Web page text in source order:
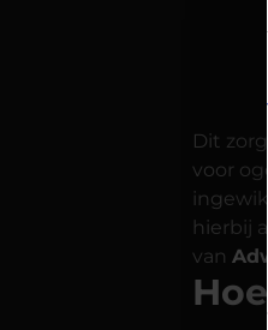
Dit
voor
hierbij
van